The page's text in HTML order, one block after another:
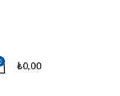
₺0,00